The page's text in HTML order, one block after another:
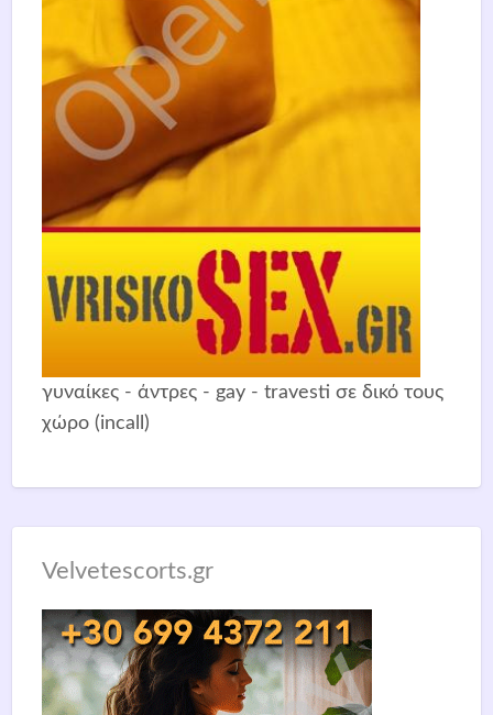
γυναίκες - άντρες - gay - travesti σε δικό τους
χώρο (incall)
Velvetescorts.gr